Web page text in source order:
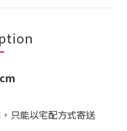
只能以宅配方式寄送